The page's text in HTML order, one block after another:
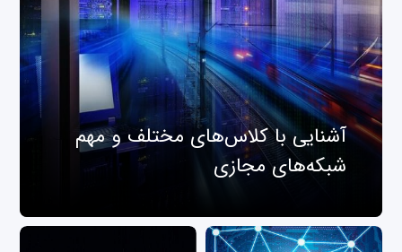
آشنایی با کلاس‌های مختلف و مهم
شبکه‌های مجازی